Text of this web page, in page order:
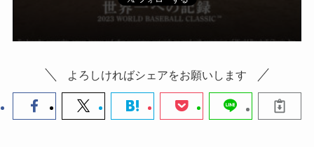
よろしければシェアをお願いします